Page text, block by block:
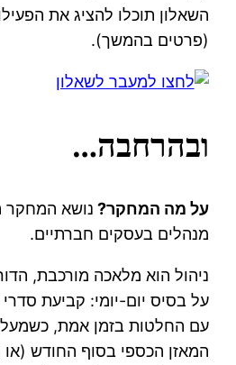
השאלון תוכלו להציג את
(פרטים בהמשך).
ובהרחבה…
על מה המחקר? נושא המחקר
מנהלים בעסקים חברתיים.
ניהול הוא מלאכה מורכבת,
על בסיס יום-יומי: קביעת
עם החלטות בזמן אמת,
המאזן הכספי בסוף החודש